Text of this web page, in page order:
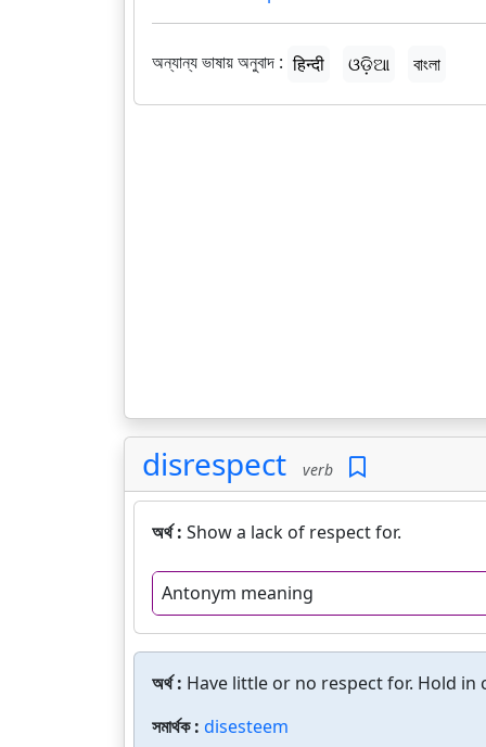
অন্যান্য ভাষায় অনুবাদ : हिन्दी ଓଡ଼ିଆ বাংলা
disrespect verb
অর্থ : Show a lack of respect for.
Antonym meaning
অর্থ : Have little or no respect for. Hold in
সমার্থক : disesteem